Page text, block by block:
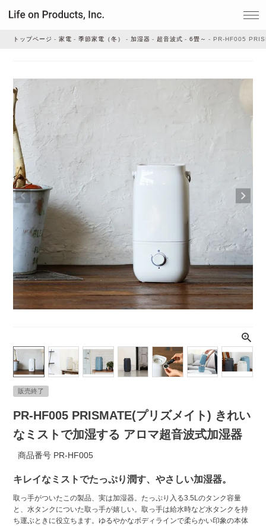
家事・生活雑貨
ルームフレグランス
ビューティー
デジタル雑貨
ライト・シーリングファン
アクセサリー・消耗品
アウトレット
トップページ 家電 季節家電（冬） 加湿器 超音波式 6畳～ PR-HF005
販売終了
PR-HF005 PRISMATE(プリズメイト) きれい
なミストで加湿する アロマ超音波式加湿器
商品番号 PR-HF005
キレイなミストでたっぷり潤す、やさしい加湿器。
取っ手がついたこの製品、実は加湿器。たっぷり入る3.5Lのタンク容量
と、水タンクについた取っ手が嬉しい。取っ手は給水時など水タンクを持
ち運ぶときに役立ちます。ゆるやかなボディラインで柔らかい印象の本体